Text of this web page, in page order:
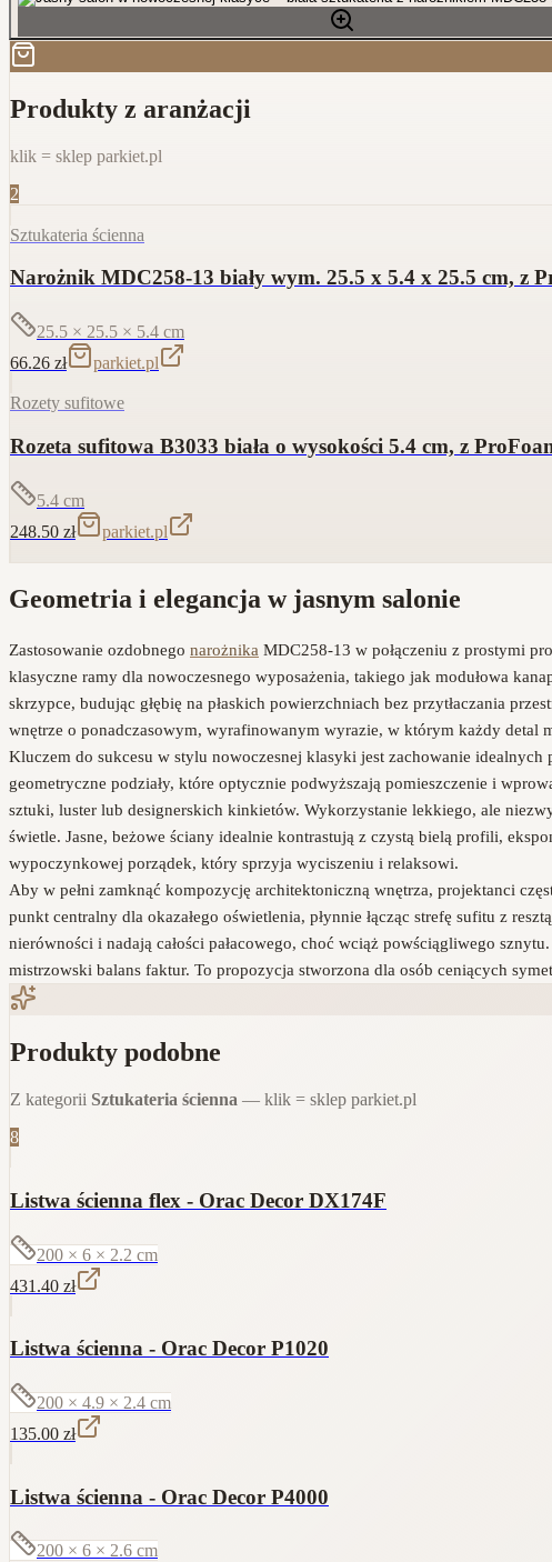
Produkty z aranżacji
klik = sklep parkiet.pl
2
Sztukateria ścienna
Narożnik MDC258-13 biały wym. 25.5 x 5.4 x 25.5 cm, z
25.5 × 25.5 × 5.4 cm
66.26 zł parkiet.pl
Rozety sufitowe
Rozeta sufitowa B3033 biała o wysokości 5.4 cm, z
5.4 cm
248.50 zł parkiet.pl
Geometria i elegancja w jasnym salonie
Zastosowanie ozdobnego narożnika MDC258-13 w połączeniu z prostymi
klasyczne ramy dla nowoczesnego wyposażenia, takiego jak modułowa
skrzypce, budując głębię na płaskich powierzchniach bez przytłaczania
wnętrze o ponadczasowym, wyrafinowanym wyrazie, w którym każdy detal
Kluczem do sukcesu w stylu nowoczesnej klasyki jest zachowanie
geometryczne podziały, które optycznie podwyższają pomieszczenie i
sztuki, luster lub designerskich kinkietów. Wykorzystanie lekkiego, ale
świetle. Jasne, beżowe ściany idealnie kontrastują z czystą bielą profili,
wypoczynkowej porządek, który sprzyja wyciszeniu i relaksowi.
Aby w pełni zamknąć kompozycję architektoniczną wnętrza, projektanci
punkt centralny dla okazałego oświetlenia, płynnie łącząc strefę sufitu z
nierówności i nadają całości pałacowego, choć wciąż powściągliwego
mistrzowski balans faktur. To propozycja stworzona dla osób ceniących
Produkty podobne
Z kategorii Sztukateria ścienna — klik = sklep parkiet.pl
8
Listwa ścienna flex - Orac Decor DX174F
200 × 6 × 2.2 cm
431.40 zł
Listwa ścienna - Orac Decor P1020
200 × 4.9 × 2.4 cm
135.00 zł
Listwa ścienna - Orac Decor P4000
200 × 6 × 2.6 cm